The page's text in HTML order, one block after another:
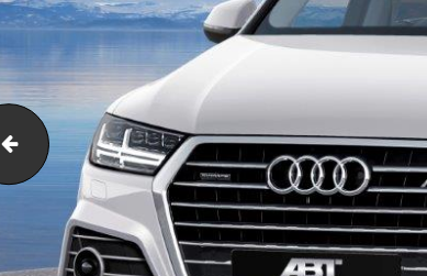
abt_qs7_001__007590700_0005_03072015